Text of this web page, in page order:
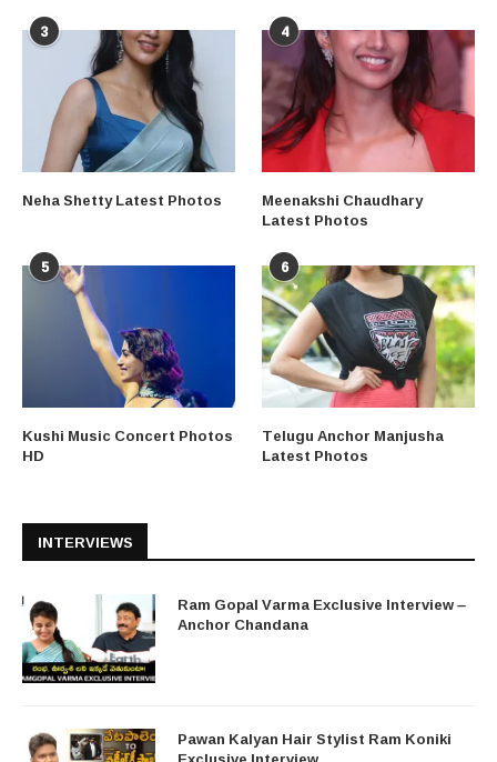
3
Neha Shetty Latest Photos
4
Meenakshi Chaudhary
Latest Photos
5
Kushi Music Concert Photos
HD
6
Telugu Anchor Manjusha
Latest Photos
INTERVIEWS
Ram Gopal Varma Exclusive Interview –
Anchor Chandana
Pawan Kalyan Hair Stylist Ram Koniki